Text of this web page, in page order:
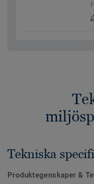
Tekniska
Produktegenskaper &